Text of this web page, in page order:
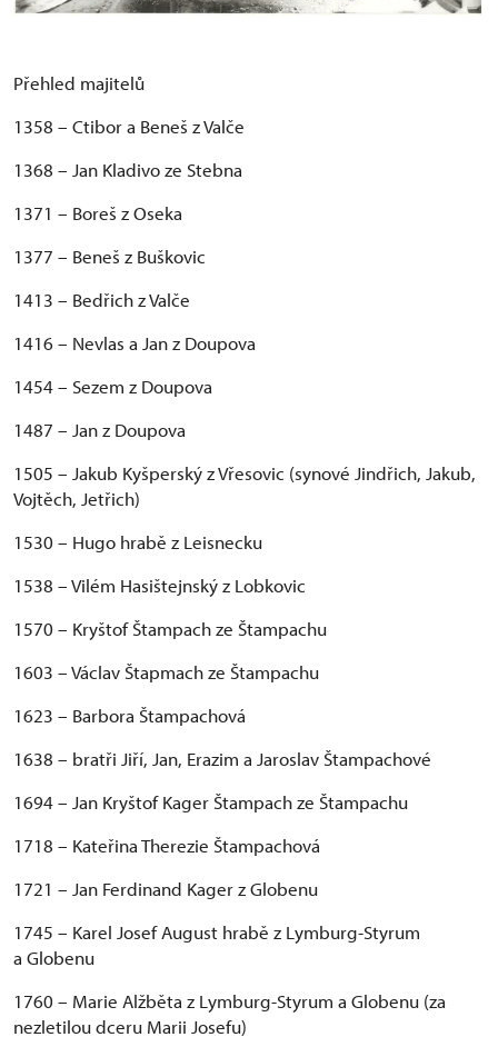
Přehled majitelů
1358 – Ctibor a Beneš z Valče
1368 – Jan Kladivo ze Stebna
1371 – Boreš z Oseka
1377 – Beneš z Buškovic
1413 – Bedřich z Valče
1416 – Nevlas a Jan z Doupova
1454 – Sezem z Doupova
1487 – Jan z Doupova
1505 – Jakub Kyšperský z Vřesovic (synové Jindřich, Jakub,
Vojtěch, Jetřich)
1530 – Hugo hrabě z Leisnecku
1538 – Vilém Hasištejnský z Lobkovic
1570 – Kryštof Štampach ze Štampachu
1603 – Václav Štapmach ze Štampachu
1623 – Barbora Štampachová
1638 – bratři Jiří, Jan, Erazim a Jaroslav Štampachové
1694 – Jan Kryštof Kager Štampach ze Štampachu
1718 – Kateřina Therezie Štampachová
1721 – Jan Ferdinand Kager z Globenu
1745 – Karel Josef August hrabě z Lymburg-Styrum
a Globenu
1760 – Marie Alžběta z Lymburg-Styrum a Globenu (za
nezletilou dceru Marii Josefu)